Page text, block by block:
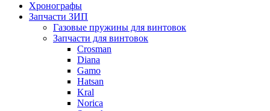
Хронографы
Запчасти ЗИП
Газовые пружины для винтовок
Запчасти для винтовок
Crosman
Diana
Gamo
Hatsan
Kral
Norica